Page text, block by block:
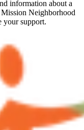
information about a
Neighborhood
your support.